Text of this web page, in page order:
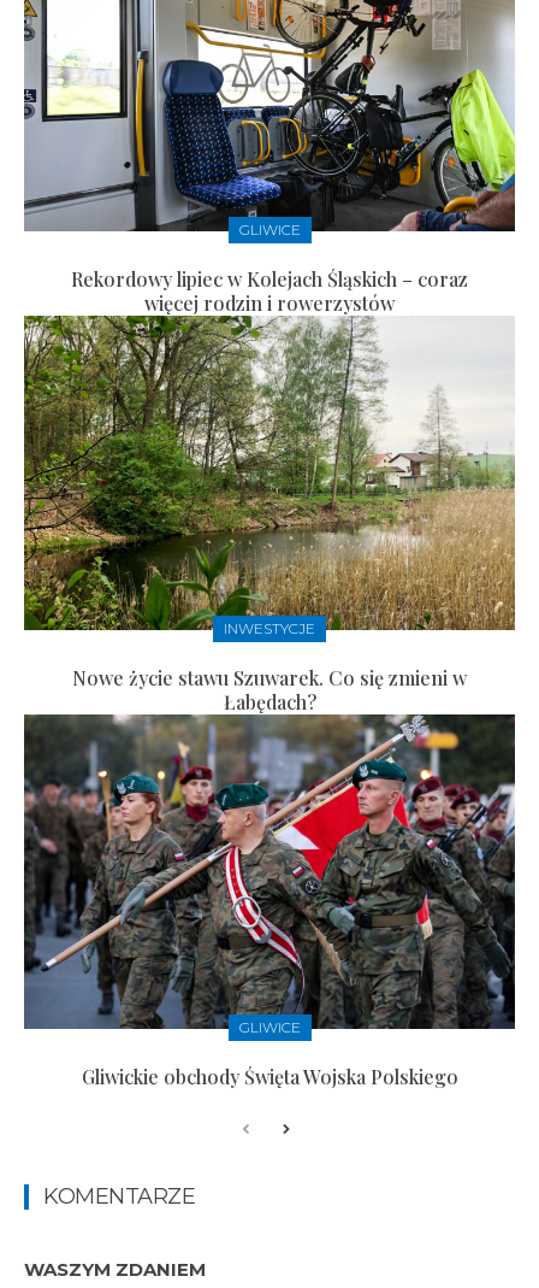
GLIWICE
Rekordowy lipiec w Kolejach Śląskich – coraz
więcej rodzin i rowerzystów
INWESTYCJE
Nowe życie stawu Szuwarek. Co się zmieni w
Łabędach?
GLIWICE
Gliwickie obchody Święta Wojska Polskiego
KOMENTARZE
WASZYM ZDANIEM